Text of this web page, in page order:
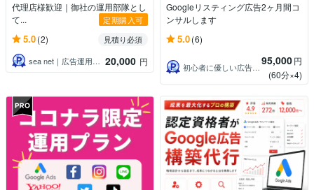
代理店様歓迎｜御社の運用部隊とし
て...
定期購入可
5.0(2)
見積り必須
sea net｜広告運用歴10年の専門家
20,000 円
Googleリスティング広告2ヶ月間コ
ンサルします
5.0(6)
初心者に優しい広告運用マスター 95,000円
(60分×4)